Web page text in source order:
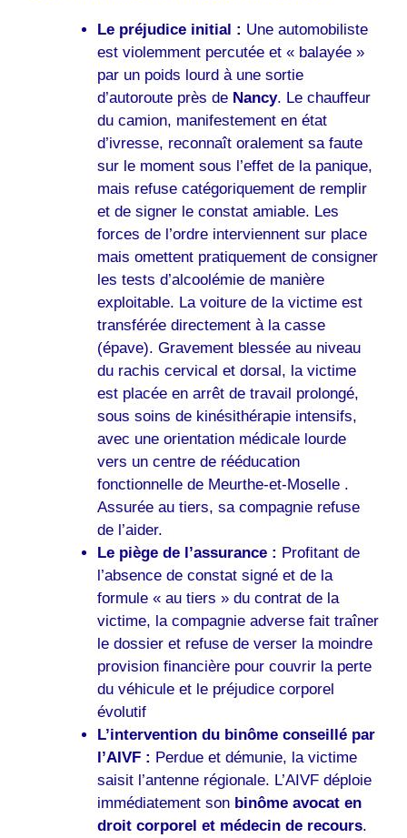
Le préjudice initial : Une automobiliste
est violemment percutée et « balayée »
par un poids lourd à une sortie
d’autoroute près de Nancy. Le chauffeur
du camion, manifestement en état
d’ivresse, reconnaît oralement sa faute
sur le moment sous l’effet de la panique,
mais refuse catégoriquement de remplir
et de signer le constat amiable. Les
forces de l’ordre interviennent sur place
mais omettent pratiquement de consigner
les tests d’alcoolémie de manière
exploitable. La voiture de la victime est
transférée directement à la casse
(épave). Gravement blessée au niveau
du rachis cervical et dorsal, la victime
est placée en arrêt de travail prolongé,
sous soins de kinésithérapie intensifs,
avec une orientation médicale lourde
vers un centre de rééducation
fonctionnelle de Meurthe-et-Moselle .
Assurée au tiers, sa compagnie refuse
de l’aider.
Le piège de l’assurance : Profitant de
l’absence de constat signé et de la
formule « au tiers » du contrat de la
victime, la compagnie adverse fait traîner
le dossier et refuse de verser la moindre
provision financière pour couvrir la perte
du véhicule et le préjudice corporel
évolutif
L’intervention du binôme conseillé par
l’AIVF : Perdue et démunie, la victime
saisit l’antenne régionale. L’AIVF déploie
immédiatement son binôme avocat en
droit corporel et médecin de recours.